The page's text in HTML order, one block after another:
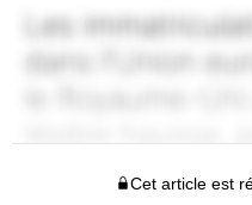
Cet article est